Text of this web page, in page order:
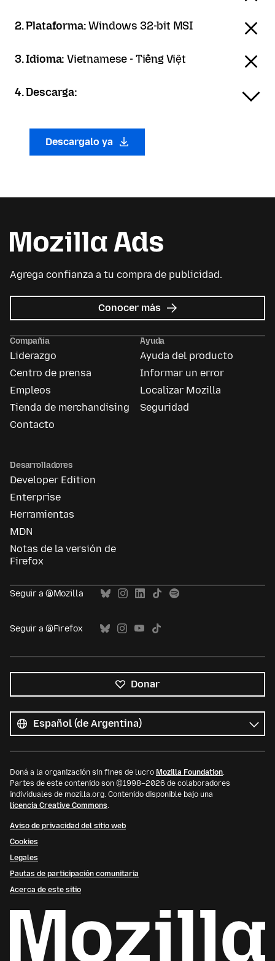
2. Plataforma:Windows 32-bit MSI
3. Idioma:Vietnamese - Tiếng Việt
4. Descarga:
Descargalo ya
Agrega confianza a tu compra de publicidad.
Conocer más sobre
Mozilla
Compañía
Liderazgo
Centro de prensa
Empleos
Tienda de merchandising
Contacto
Ayuda
Ayuda del producto
Informar un error
Localizar Mozilla
Seguridad
Desarrolladores
Developer Edition
Enterprise
Herramientas
MDN
Notas de la versión de
Firefox
Seguir a @Mozilla
Seguir a @Firefox
Donar
los
idiomas
Idioma
Doná a la organización sin fines de lucro Mozilla Foundation.
Partes de este contenido son ©1998–2026 de colaboradores
individuales de mozilla.org. Contenido disponible bajo una
licencia Creative Commons.
Aviso de privacidad del sitio web
Cookies
Legales
Pautas de participación comunitaria
Acerca de este sitio